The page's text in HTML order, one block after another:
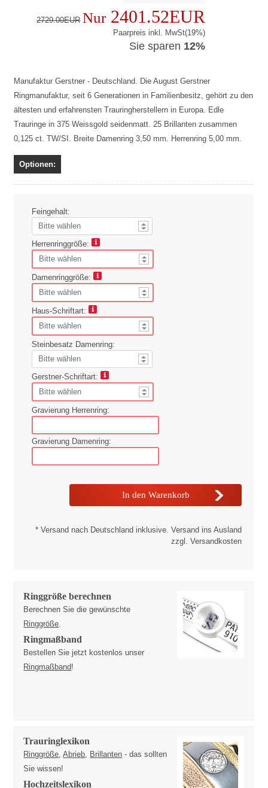
2729.00EUR Nur2401.52EUR
Paarpreis inkl. MwSt(19%)
Sie sparen 12%
Manufaktur Gerstner - Deutschland. Die August Gerstner
Ringmanufaktur, seit 6 Generationen in Familienbesitz, gehört zu den
ältesten und erfahrensten Trauringherstellern in Europa. Edle
Trauringe in 375 Weissgold seidenmatt. 25 Brillanten zusammen
0,125 ct. TW/SI. Breite Damenring 3,50 mm. Herrenring 5,00 mm.
Optionen:
Feingehalt:
Herrenringgröße:
Damenringgröße:
Haus-Schriftart:
Steinbesatz Damenring:
Gerstner-Schriftart:
Gravierung Herrenring:
Gravierung Damenring:
* Versand nach Deutschland inklusive. Versand ins Ausland
zzgl. Versandkosten
Ringgröße berechnen
Berechnen Sie die gewünschte
Ringgröße
Ringmaßband
Bestellen Sie jetzt kostenlos unser
Ringmaßband!
Trauringlexikon
Ringgröße ,Abrieb Brillanten - das sollten
Sie wissen!
Hochzeitslexikon